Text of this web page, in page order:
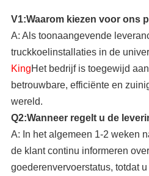
V1:Waarom kiezen voor ons
A: Als toonaangevende
truckkoelinstallaties in de
KingHet bedrijf is toegewijd
betrouwbare, efficiënte en
wereld.
Q2:Wanneer regelt u de
A: In het algemeen 1-2 weken
de klant continu informeren
goederenvervoerstatus, totdat